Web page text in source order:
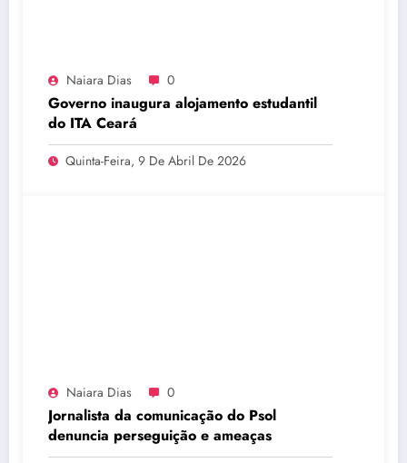
Naiara Dias 0
Governo inaugura alojamento estudantil
do ITA Ceará
Quinta-Feira, 9 De Abril De 2026
Naiara Dias 0
Jornalista da comunicação do Psol
denuncia perseguição e ameaças